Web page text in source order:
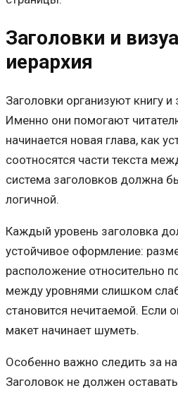
Заголовки и
иерархия
Заголовки организуют книгу
Именно они помогают
начинается новая глава, как
соотносятся части текста
система заголовков должна
логичной.
Каждый уровень заголовка
устойчивое оформление:
расположение относительно
между уровнями слишком
становится нечитаемой. Если
макет начинает шуметь.
Особенно важно следить за
Заголовок не должен